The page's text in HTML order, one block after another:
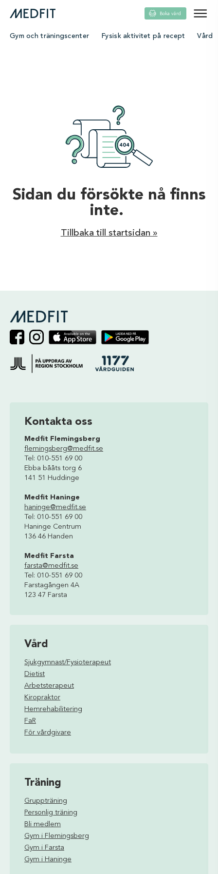
Boka vård
Gym och träningscenter Fysisk aktivitet på recept Vård
Sidan du försökte nå finns
inte.
Tillbaka till startsidan »
Kontakta oss
Medfit Flemingsberg
flemingsberg@medfit.se
Tel: 010-551 69 00
Ebba bååts torg 6
141 51 Huddinge
Medfit Haninge
haninge@medfit.se
Tel: 010-551 69 00
Haninge Centrum
136 46 Handen
Medfit Farsta
farsta@medfit.se
Tel: 010-551 69 00
Farstagången 4A
123 47 Farsta
Vård
Sjukgymnast/Fysioterapeut
Dietist
Arbetsterapeut
Kiropraktor
Hemrehabilitering
FaR
För vårdgivare
Träning
Gruppträning
Personlig träning
Bli medlem
Gym i Flemingsberg
Gym i Farsta
Gym i Haninge